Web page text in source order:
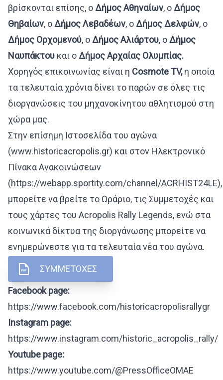
βρίσκονται επίσης, ο Δήμος Αθηναίων, ο Δήμος
Θηβαίων, ο Δήμος Λεβαδέων, ο Δήμος Δελφών, ο
Δήμος Ορχομενού, ο Δήμος Αλιάρτου, ο Δήμος
Ναυπάκτου και ο Δήμος Αρχαίας Ολυμπίας.
Χορηγός επικοινωνίας είναι η Cosmote TV,η οποία
τα τελευταία χρόνια δίνει το παρών σε όλες τις
διοργανώσεις του μηχανοκίνητου αθλητισμού στη
χώρα μας.
Στην επίσημη Ιστοσελίδα του αγώνα
(www.historicacropolis.gr) και στον Ηλεκτρονικό
Πίνακα Ανακοινώσεων
(https://webapp.sportity.com/channel/ACRHIST24LE),
μπορείτε να βρείτε το Ωράριο, τις Συμμετοχές και
τους χάρτες του Acropolis Rally Legends, ενώ στα
κοινωνικά δίκτυα της διοργάνωσης μπορείτε να
ενημερώνεστε για τα τελευταία νέα του αγώνα.
ΣΥΜΜΕΤΟΧΕΣ
Facebook page:
https://www.facebook.com/historicacropolisrallygr
Instagram page:
https://www.instagram.com/historic_acropolis_rally/
Youtube page:
https://www.youtube.com/@PressOfficeOMAE